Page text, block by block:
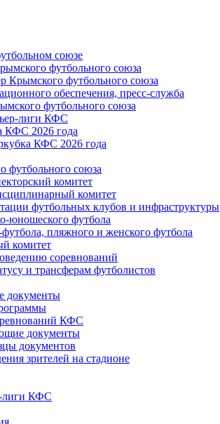
союзе
футбольного союза
Крымского футбольного союза
обеспечения, пресс-служба
футбольного союза
лиги КФС
КФС 2026 года
КФС 2026 года
футбольного союза
комитет
комитет
футбольных клубов и инфраструктуры
юношеского футбола
пляжного и женского футбола
комитет
соревнований
и трансферам футболистов
документы
КФС
документы
документов
зрителей на стадионе
лиги КФС